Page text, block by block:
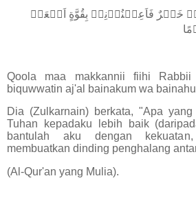
خَيۡرٌ فَاَعِيۡنُوۡنِىۡ بِقُوَّةٍ اَجۡعَلۡ
Qoola maa makkannii fiihi Rabbii
biquwwatin aj'al bainakum wa
Dia (Zulkarnain) berkata, "Apa
Tuhan kepadaku lebih baik
bantulah aku dengan
membuatkan dinding penghalang
(Al-Qur'an yang Mulia).